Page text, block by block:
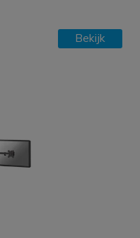
Bekijk